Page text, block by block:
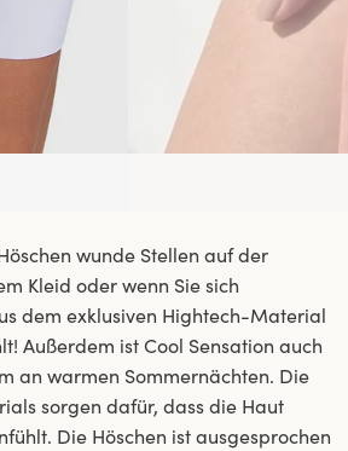
wunde Stellen auf der
Kleid oder wenn Sie sich
dem exklusiven Hightech-Material
Außerdem ist Cool Sensation auch
an warmen Sommernächten. Die
sorgen dafür, dass die Haut
Die Höschen ist ausgesprochen